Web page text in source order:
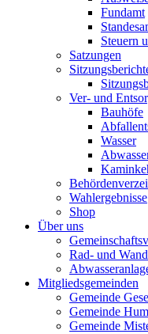
Fundamt
Steuern
Satzungen
Ver- und
Bauhöfe
Wasser
Wahlergebnisse
Shop
Über uns
Rad- und
Mitgliedsgemeinden
Gemeinde
Gemeinde
Gemeinde